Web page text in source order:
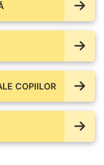
COPIILOR